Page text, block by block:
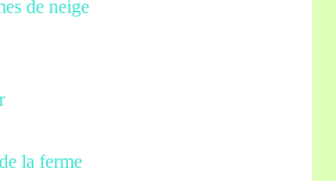
de neige
la ferme